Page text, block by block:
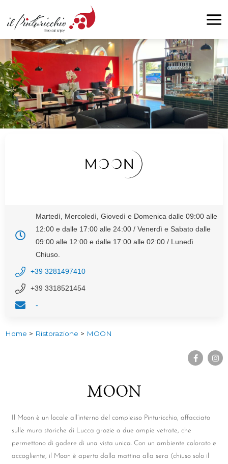
Martedì, Mercoledì, Giovedì e Domenica dalle 09:00 alle
12:00 e dalle 17:00 alle 24:00 / Venerdì e Sabato dalle
09:00 alle 12:00 e dalle 17:00 alle 02:00 / Lunedì
Chiuso.
+39 3281497410
+39 3318521454
-
Home > Ristorazione > MOON
MOON
Il Moon è un locale all’interno del complesso Pinturicchio, affacciato
sulle mura storiche di Lucca grazie a due ampie vetrate, che
permettono di godere di una vista unica. Con un ambiente colorato e
accogliente, il Moon è aperto dalla mattina alla sera (chiuso solo il